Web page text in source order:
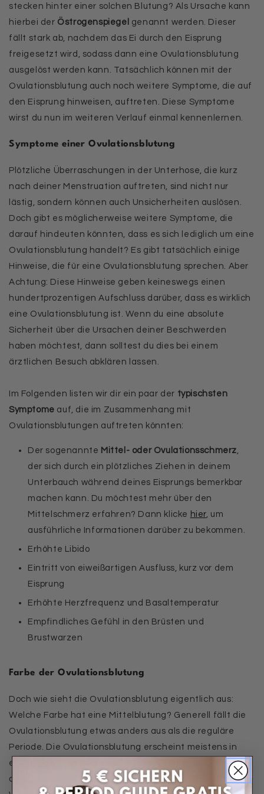
stecken hinter einer solchen Blutung? Als Ursache kann
hierbei der Östrogenspiegel genannt werden. Dieser
fällt stark ab, nachdem das Ei durch den Eisprung
freigesetzt wird, sodass dann eine Ovulationsblutung
ausgelöst werden kann. Tatsächlich können mit der
Ovulationsblutung auch noch weitere Symptome, die auf
den Eisprung hinweisen, auftreten. Diese Symptome
wirst du nun im weiteren Verlauf einmal kennenlernen.
Symptome einer Ovulationsblutung
Plötzliche Überraschungen in der Unterhose, die kurz
nach deiner Menstruation auftreten, sind nicht nur
lästig, sondern können auch Unsicherheiten auslösen.
Doch gibt es möglicherweise weitere Symptome, die
darauf hindeuten könnten, dass es sich lediglich um eine
Ovulationsblutung handelt? Es gibt tatsächlich einige
Hinweise, die für eine Ovulationsblutung sprechen. Aber
Achtung: Diese Hinweise geben keineswegs einen
hundertprozentigen Aufschluss darüber, dass es wirklich
eine Ovulationsblutung ist. Wenn du eine absolute
Sicherheit über die Ursachen deiner Beschwerden
haben möchtest, dann solltest du dies bei einem
ärztlichen Besuch abklären lassen.
Im Folgenden listen wir dir ein paar der typischsten
Symptome auf, die im Zusammenhang mit
Ovulationsblutungen auftreten könnten:
Der sogenannte Mittel- oder Ovulationsschmerz,
der sich durch ein plötzliches Ziehen in deinem
Unterbauch während deines Eisprungs bemerkbar
machen kann. Du möchtest mehr über den
Mittelschmerz erfahren? Dann klicke hier, um
ausführliche Informationen darüber zu bekommen.
Erhöhte Libido
Eintritt von eiweißartigen Ausfluss, kurz vor dem
Eisprung
Erhöhte Herzfrequenz und Basaltemperatur
Empfindliches Gefühl in den Brüsten und
Brustwarzen
Farbe der Ovulationsblutung
Doch wie sieht die Ovulationsblutung eigentlich aus:
Welche Farbe hat eine Mittelblutung? Generell fällt die
Ovulationsblutung etwas anders aus als die reguläre
Periode. Die Ovulationsblutung erscheint meistens in
einem
. Häufig sieht sie
aus wie ein Ausfluss, der mit etwas Blut vermischt ist.